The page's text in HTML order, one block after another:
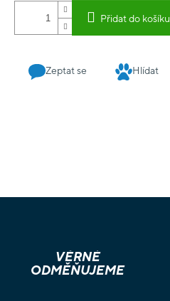
Přidat do košíku
Zeptat se Hlídat
VĚRNÉ
ODMĚŇUJEME